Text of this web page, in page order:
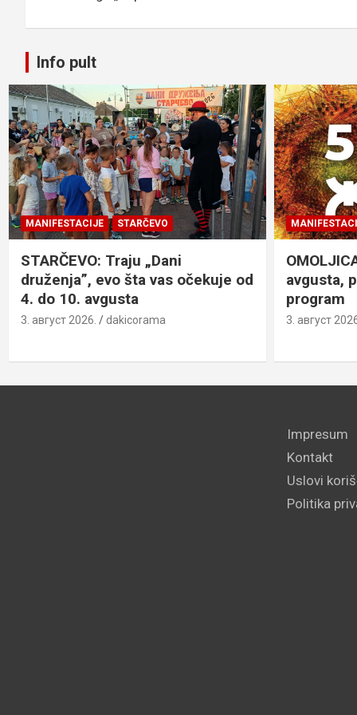
Info pult
MANIFESTACIJE STARČEVO
STARČEVO: Traju „Dani
druženja”, evo šta vas očekuje od
4. do 10. avgusta
3. август 2026. dakicorama
avgusta,
program
3. август
Impresum
Kontakt
Uslovi
Politika